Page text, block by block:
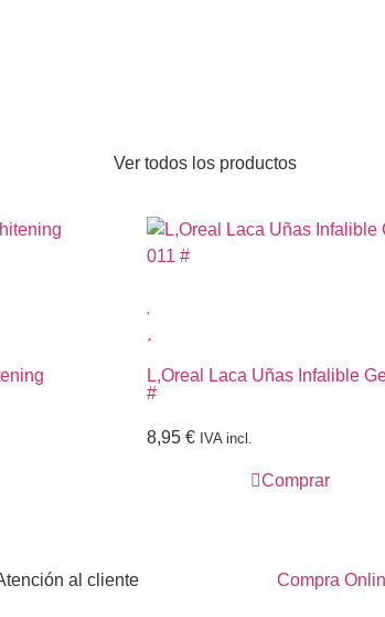
Ver todos los productos
L,Oreal Laca Uñas Infalible
#
8,95 € IVA incl.
Comprar
al cliente Compra